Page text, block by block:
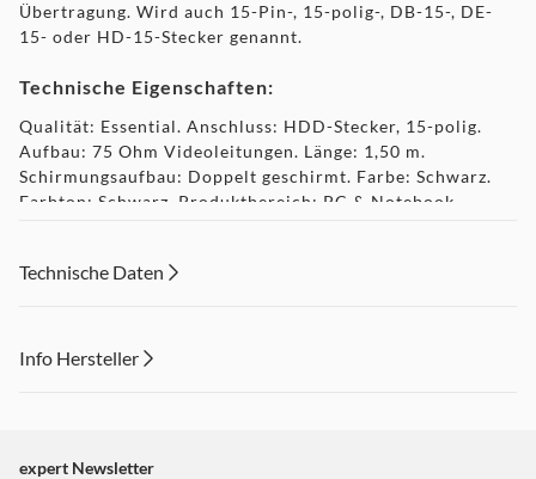
Übertragung. Wird auch 15-Pin-, 15-polig-, DB-15-, DE-
15- oder HD-15-Stecker genannt.
Technische Eigenschaften:
Qualität: Essential. Anschluss: HDD-Stecker, 15-polig.
Aufbau: 75 Ohm Videoleitungen. Länge: 1,50 m.
Schirmungsaufbau: Doppelt geschirmt. Farbe: Schwarz.
Farbton: Schwarz. Produktbereich: PC & Notebook.
Technische Daten
Info Hersteller
"Marketing".
expert Newsletter